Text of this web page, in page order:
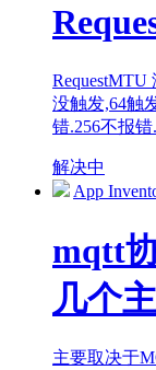
没触发,64触
错.256不报错
解决中
App
mqtt
几个
主要取决于